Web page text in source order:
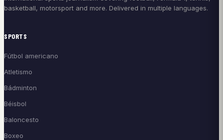
basketball, motorsport and more. Delivered in multiple languages.
SPORTS
Fútbol americano
Atletismo
Bádminton
Béisbol
Baloncesto
Boxeo